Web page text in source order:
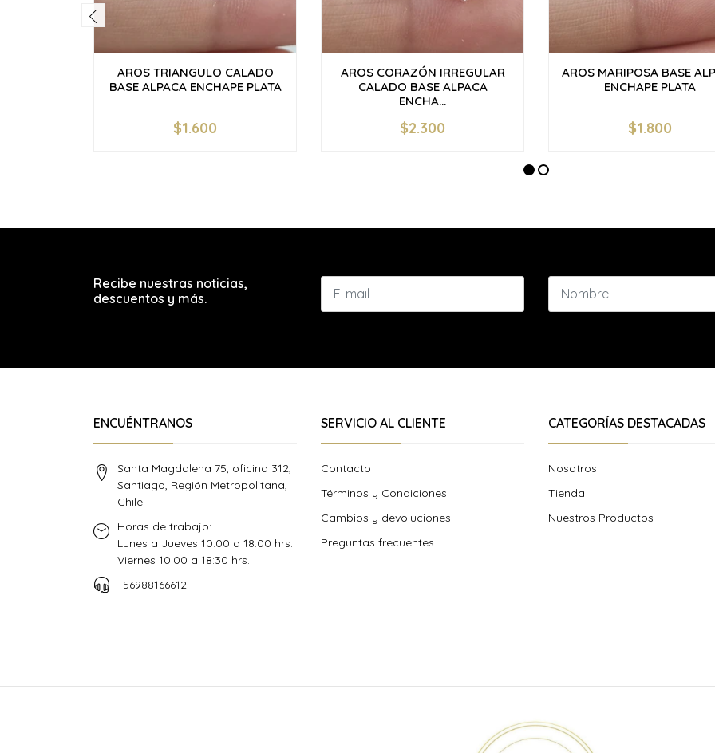
AROS TRIANGULO CALADO
BASE ALPACA ENCHAPE PLATA
+
$1.600
AROS CORAZÓN IRREGULAR
CALADO BASE ALPACA
ENCHA...
+
$2.300
AROS MARIPOSA BASE
ENCHAPE PLATA
+
$1.800
Recibe nuestras noticias,
descuentos y más.
ENCUÉNTRANOS
Santa Magdalena 75, oficina 312,
Santiago, Región Metropolitana,
Chile
Horas de trabajo:
Lunes a Jueves 10:00 a 18:00 hrs.
Viernes 10:00 a 18:30 hrs.
+56988166612
SERVICIO AL CLIENTE
Contacto
Términos y Condiciones
Cambios y devoluciones
Preguntas frecuentes
CATEGORÍAS DESTACADAS
Nosotros
Tienda
Nuestros Productos